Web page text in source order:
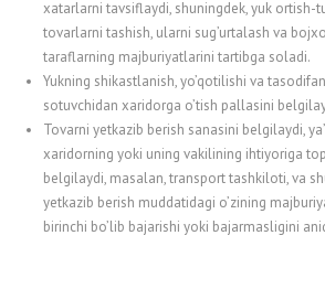
xatarlarni tavsiflaydi, shuningdek, yuk ortish-
tovarlarni tashish, ularni sug’urtalash va
taraflarning majburiyatlarini tartibga soladi.
Yukning shikastlanish, yo’qotilishi va
sotuvchidan xaridorga o’tish pallasini
Tovarni yetkazib berish sanasini belgilaydi,
xaridorning yoki uning vakilining ihtiyoriga
belgilaydi, masalan, transport tashkiloti, va
yetkazib berish muddatidagi o’zining
birinchi bo’lib bajarishi yoki bajarmasligini